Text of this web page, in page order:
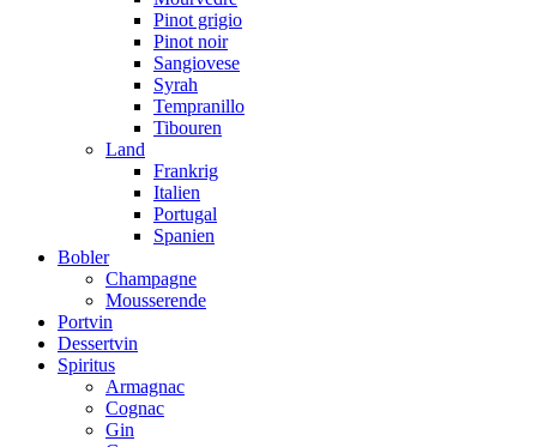
Pinot grigio
Pinot noir
Sangiovese
Syrah
Tempranillo
Tibouren
Land
Frankrig
Italien
Portugal
Spanien
Bobler
Champagne
Mousserende
Portvin
Dessertvin
Spiritus
Armagnac
Cognac
Gin